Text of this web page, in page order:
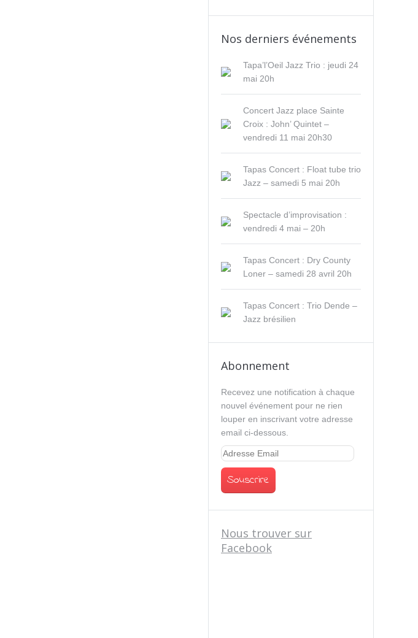
Nos derniers événements
Tapa’l’Oeil Jazz Trio : jeudi 24
mai 20h
Concert Jazz place Sainte
Croix : John’ Quintet –
vendredi 11 mai 20h30
Tapas Concert : Float tube trio
Jazz – samedi 5 mai 20h
Spectacle d’improvisation :
vendredi 4 mai – 20h
Tapas Concert : Dry County
Loner – samedi 28 avril 20h
Tapas Concert : Trio Dende –
Jazz brésilien
Abonnement
Recevez une notification à chaque
nouvel événement pour ne rien
louper en inscrivant votre adresse
email ci-dessous.
Nous trouver sur
Facebook